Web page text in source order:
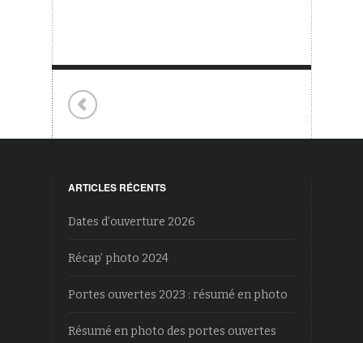
ARTICLES RÉCENTS
Dates d’ouverture 2026
Récap’ photo 2024
Portes ouvertes 2023 : résumé en photo
Résumé en photo des portes ouvertes